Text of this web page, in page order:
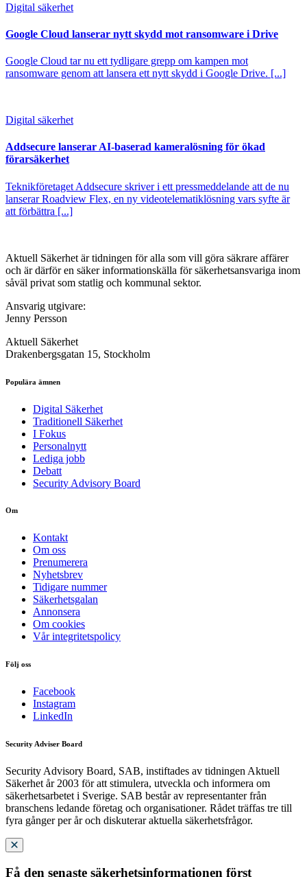
Digital säkerhet
Google Cloud lanserar nytt skydd mot ransomware i Drive
Google Cloud tar nu ett tydligare grepp om kampen mot
ransomware genom att lansera ett nytt skydd i Google Drive. [...]
Digital säkerhet
Addsecure lanserar AI-baserad kameralösning för ökad
förarsäkerhet
Teknikföretaget Addsecure skriver i ett pressmeddelande att de nu
lanserar Roadview Flex, en ny videotelematiklösning vars syfte är
att förbättra [...]
Aktuell Säkerhet är tidningen för alla som vill göra säkrare affärer
och är därför en säker informationskälla för säkerhets­ansvariga inom
såväl privat som statlig och kommunal sektor.
Ansvarig utgivare:
Jenny Persson
Aktuell Säkerhet
Drakenbergsgatan 15, Stockholm
Populära ämnen
Digital Säkerhet
Traditionell Säkerhet
I Fokus
Personalnytt
Lediga jobb
Debatt
Security Advisory Board
Om
Kontakt
Om oss
Prenumerera
Nyhetsbrev
Tidigare nummer
Säkerhetsgalan
Annonsera
Om cookies
Vår integritetspolicy
Följ oss
Facebook
Instagram
LinkedIn
Security Adviser Board
Security Advisory Board, SAB, instiftades av tidningen Aktuell
Säkerhet år 2003 för att stimulera, utveckla och informera om
säkerhetsarbetet i Sverige. SAB består av representanter från
branschens ledande företag och organisationer. Rådet träffas tre till
fyra gånger per år och diskuterar aktuella säkerhetsfrågor.
Få den senaste säkerhetsinformationen först